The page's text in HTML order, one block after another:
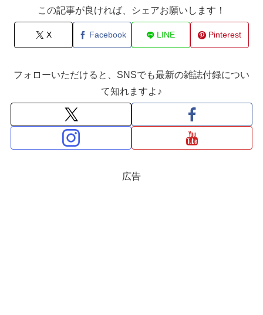
この記事が良ければ、シェアお願いします！
X Facebook LINE Pinterest
フォローいただけると、SNSでも最新の雑誌付録につい
て知れますよ♪
広告